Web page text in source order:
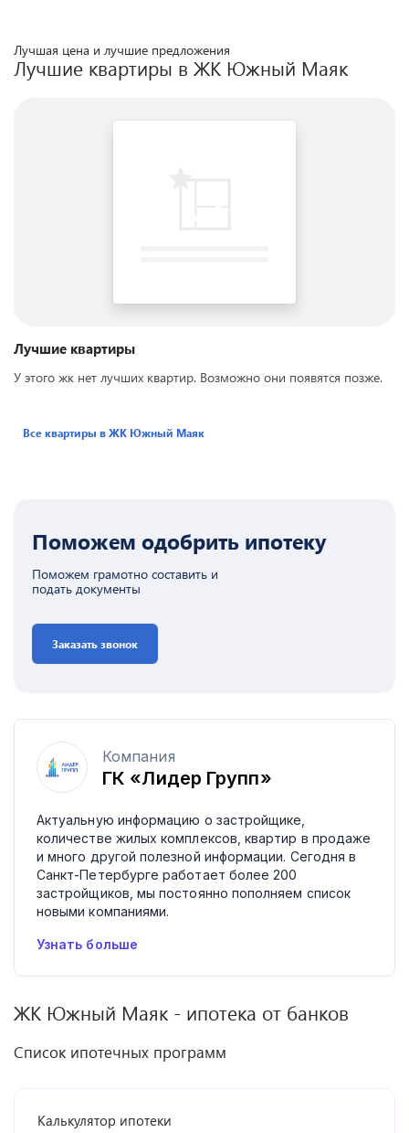
Лучшая цена и лучшие предложения
Лучшие квартиры в ЖК Южный Маяк
Лучшие квартиры
У этого жк нет лучших квартир. Возможно они появятся позже.
Все квартиры в ЖК Южный Маяк
Поможем одобрить ипотеку
Поможем грамотно составить и
подать документы
Заказать звонок
Компания
ГК «Лидер Групп»
Актуальную информацию о застройщике,
количестве жилых комплексов, квартир в продаже
и много другой полезной информации. Сегодня в
Санкт-Петербурге работает более 200
застройщиков, мы постоянно пополняем список
новыми компаниями.
Узнать больше
ЖК Южный Маяк - ипотека от банков
Список ипотечных программ
Калькулятор ипотеки